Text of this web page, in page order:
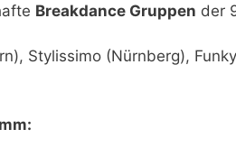
Breakdance Gruppen der
Stylissimo (Nürnberg),